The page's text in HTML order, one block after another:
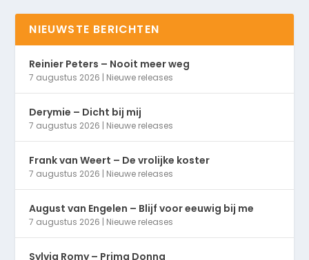
NIEUWSTE BERICHTEN
Reinier Peters – Nooit meer weg
7 augustus 2026 | Nieuwe releases
Derymie – Dicht bij mij
7 augustus 2026 | Nieuwe releases
Frank van Weert – De vrolijke koster
7 augustus 2026 | Nieuwe releases
August van Engelen – Blijf voor eeuwig bij me
7 augustus 2026 | Nieuwe releases
Sylvia Romy – Prima Donna